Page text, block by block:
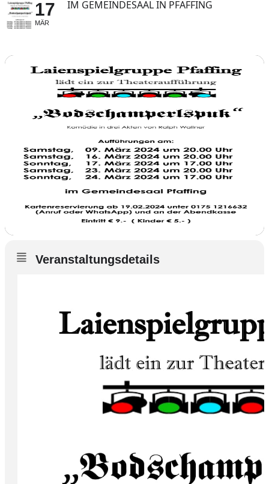
17
MÄR
IM GEMEINDESAAL IN PFAFFING
Veranstaltungsdetails